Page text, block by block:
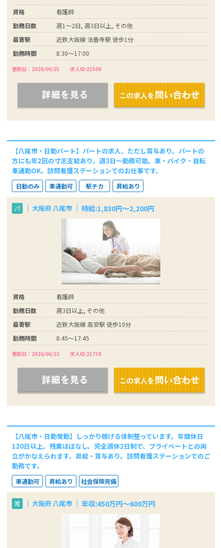
資格
看護師
勤務日数
週1～2日, 週3日以上, その他
最寄駅
近鉄大阪線 法善寺駅 徒歩1分
勤務時間
8:30～17:00
更新日：2026/06/25 求人ID:21509
【八尾市・日勤パート】パートの求人、ただし賞与あり。パートの
方にも年2回の寸志支給あり。週3日～勤務可能。車・バイク・自転
車通勤OK。訪問看護ステーションでのお仕事です。
日勤のみ 車通勤可 駅チカ 昇給あり
パ 大阪府 八尾市 時給:1,830円〜2,200円
資格
看護師
勤務日数
週3日以上, その他
最寄駅
近鉄大阪線 高安駅 徒歩10分
勤務時間
8:45～17:45
更新日：2026/06/23 求人ID:21718
【八尾市・日勤常勤】しっかり稼げる体制整っています。年間休日
120日以上。残業ほぼなし。完全週休2日制で、プライベートとの両
立がかなえられます。昇給・賞与あり。訪問看護ステーションでのご
勤務です。
車通勤可 昇給あり 社会保険完備
常 大阪府 八尾市 年収:450万円～600万円